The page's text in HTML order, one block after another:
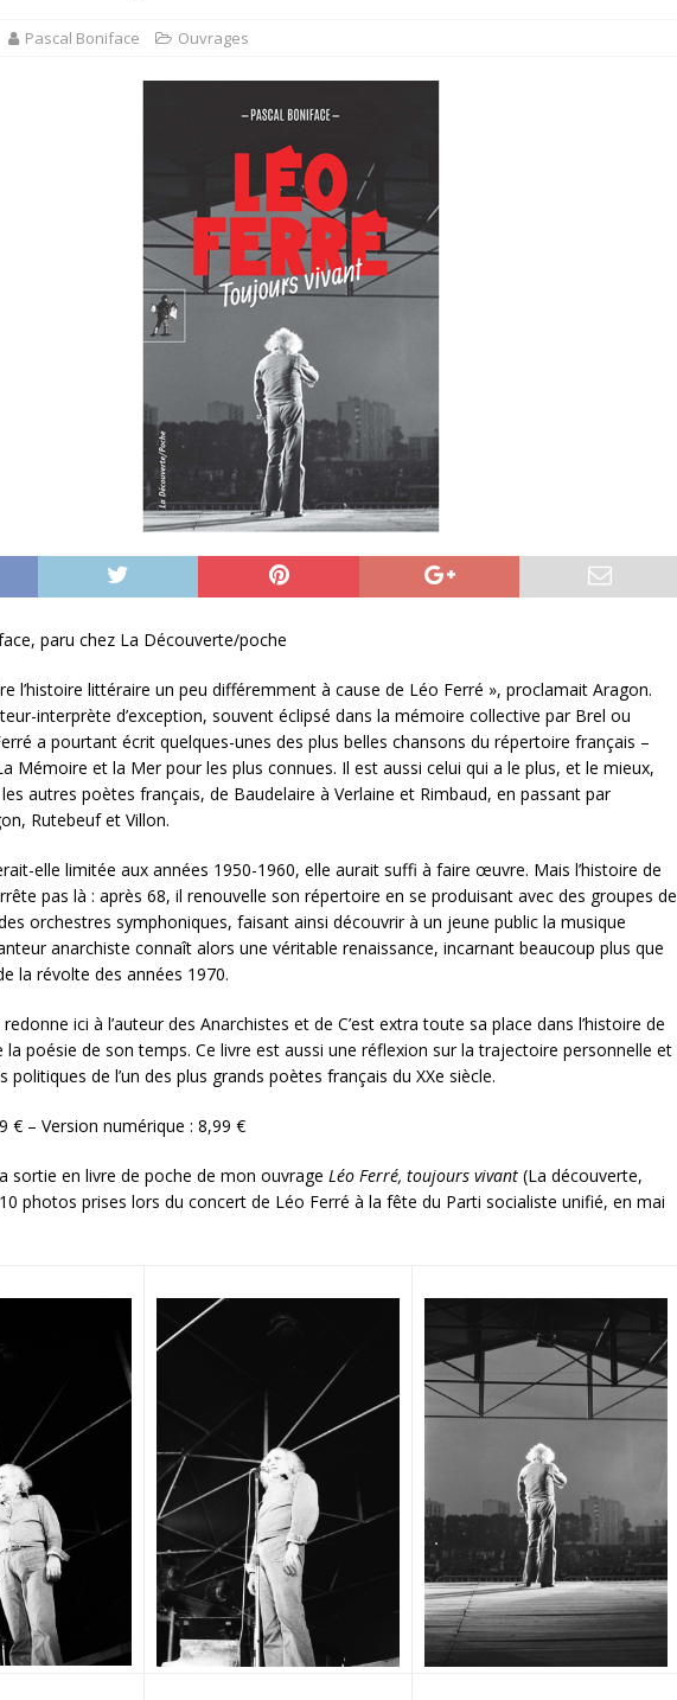
Pascal Boniface Ouvrages
paru chez La Découverte/poche
l’histoire littéraire un peu différemment à cause de Léo Ferré », proclamait Aragon.
interprète d’exception, souvent éclipsé dans la mémoire collective par Brel ou
a pourtant écrit quelques-unes des plus belles chansons du répertoire français –
Mémoire et la Mer pour les plus connues. Il est aussi celui qui a le plus, et le mieux,
autres poètes français, de Baudelaire à Verlaine et Rimbaud, en passant par
Rutebeuf et Villon.
elle limitée aux années 1950-1960, elle aurait suffi à faire œuvre. Mais l’histoire de
pas là : après 68, il renouvelle son répertoire en se produisant avec des groupes de
orchestres symphoniques, faisant ainsi découvrir à un jeune public la musique
anarchiste connaît alors une véritable renaissance, incarnant beaucoup plus que
la révolte des années 1970.
ici à l’auteur des Anarchistes et de C’est extra toute sa place dans l’histoire de
la poésie de son temps. Ce livre est aussi une réflexion sur la trajectoire personnelle et
politiques de l’un des plus grands poètes français du XXe siècle.
€ – Version numérique : 8,99 €
sortie en livre de poche de mon ouvrage Léo Ferré, toujours vivant (La découverte,
photos prises lors du concert de Léo Ferré à la fête du Parti socialiste unifié, en mai